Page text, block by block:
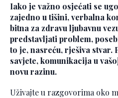
Iako je važno osjećati se
zajedno u tišini, verbalna
bitna za zdravu ljubavnu
predstavljati problem,
to je, nasreću, rješiva
savjete, komunikacija u
novu razinu.
Uživajte u razgovorima oko